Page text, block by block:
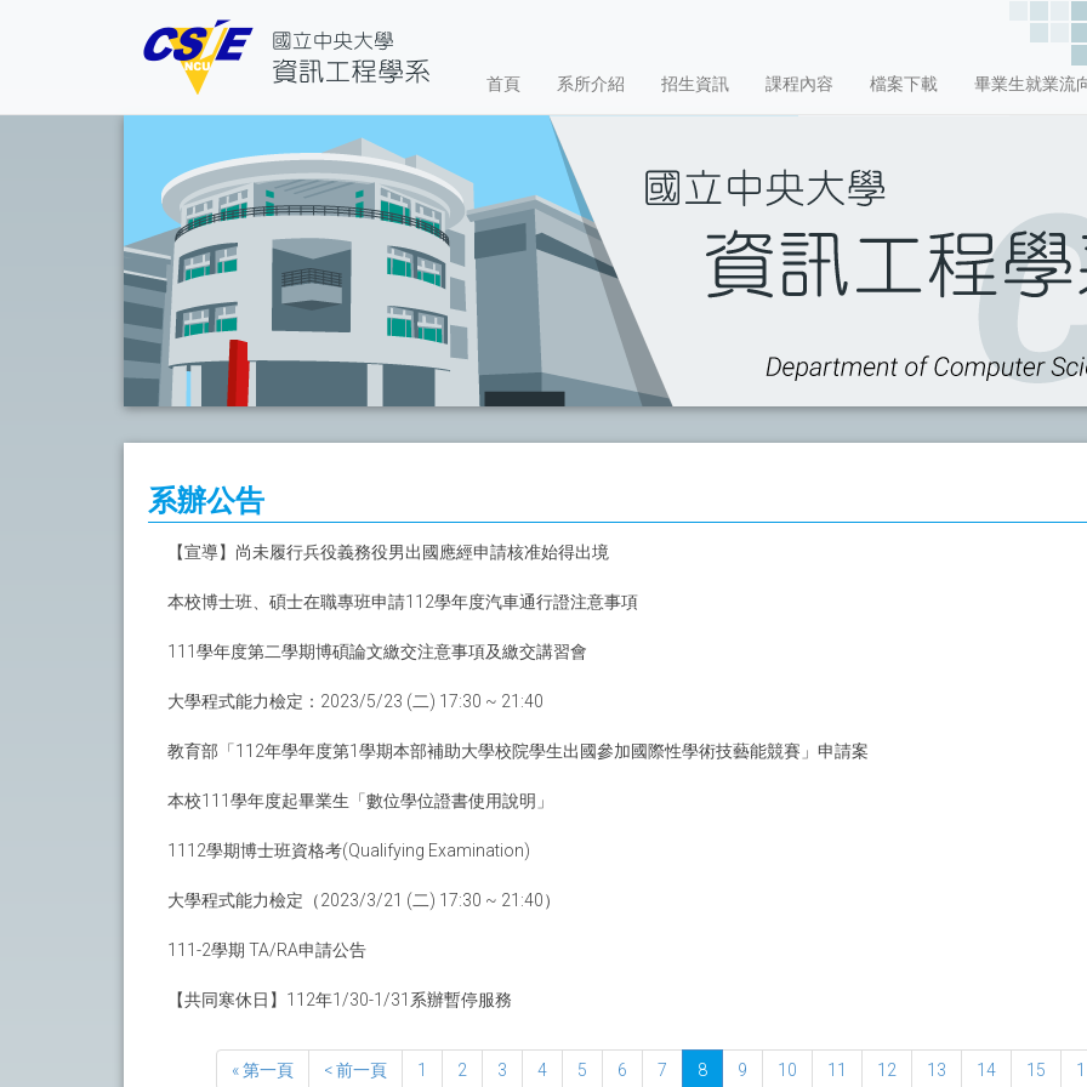
首頁 系所介紹 招生資訊 課程內容 檔案下載 畢業生就業流
系辦公告
【宣導】尚未履行兵役義務役男出國應經申請核准始得出境
本校博士班、碩士在職專班申請112學年度汽車通行證注意事項
111學年度第二學期博碩論文繳交注意事項及繳交講習會
大學程式能力檢定：2023/5/23 (二) 17:30 ~ 21:40
教育部「112年學年度第1學期本部補助大學校院學生出國參加國際性學術技藝能競賽」申請案
本校111學年度起畢業生「數位學位證書使用說明」
1112學期博士班資格考(Qualifying Examination)
大學程式能力檢定（2023/3/21 (二) 17:30 ~ 21:40）
111-2學期 TA/RA申請公告
【共同寒休日】112年1/30-1/31系辦暫停服務
« 第一頁 < 前一頁 1 2 3 4 5 6 7 8 9 10 11 12 13 14 15